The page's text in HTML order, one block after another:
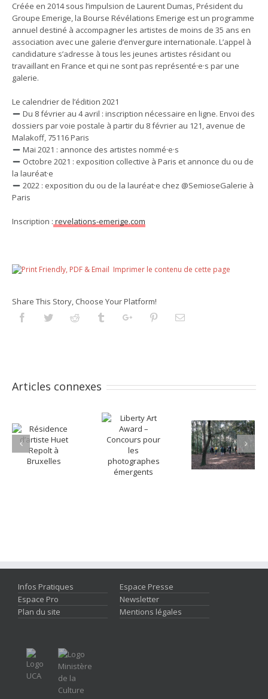
Créée en 2014 sous l’impulsion de Laurent Dumas, Président du
Groupe Emerige, la Bourse Révélations Emerige est un programme
annuel destiné à accompagner les artistes de moins de 35 ans en
association avec une galerie d’envergure internationale. L’appel à
candidature s’adresse à tous les jeunes artistes résidant ou
travaillant en France et qui ne sont pas représenté·e·s par une
galerie.
Le calendrier de l’édition 2021
Du 8 février au 4 avril : inscription nécessaire en ligne. Envoi des
dossiers par voie postale à partir du 8 février au 121, avenue de
Malakoff, 75116 Paris
Mai 2021 : annonce des artistes nommé·e·s
Octobre 2021 : exposition collective à Paris et annonce du ou de
la lauréat·e
2022 : exposition du ou de la lauréat·e chez @SemioseGalerie à
Paris
Inscription : revelations-emerige.com
Imprimer le contenu de cette page
Share This Story, Choose Your Platform!
FacebookTwitterReddit TumblrGoogleplusPinterestEmail
Articles connexes
Infos Pratiques
Espace Presse
Espace Pro
Newsletter
Plan du site
Mentions légales